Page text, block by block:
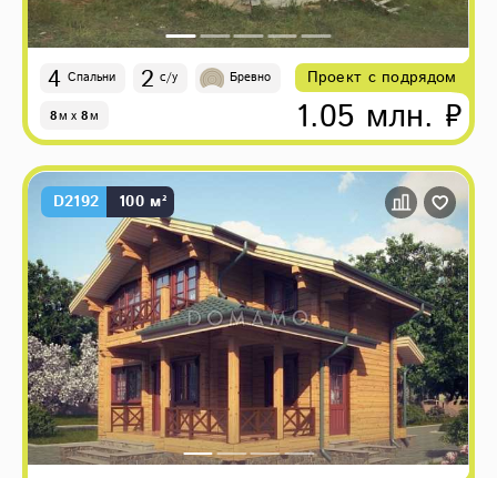
4 Спальни 2 с/у Бревно
8м x 8м
Проект с подрядом
1.05 млн. ₽
D2192 100 м²